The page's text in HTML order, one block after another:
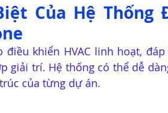
Của Hệ Thống
điều khiển HVAC linh hoạt,
giải trí. Hệ thống có thể dễ
của từng dự án.